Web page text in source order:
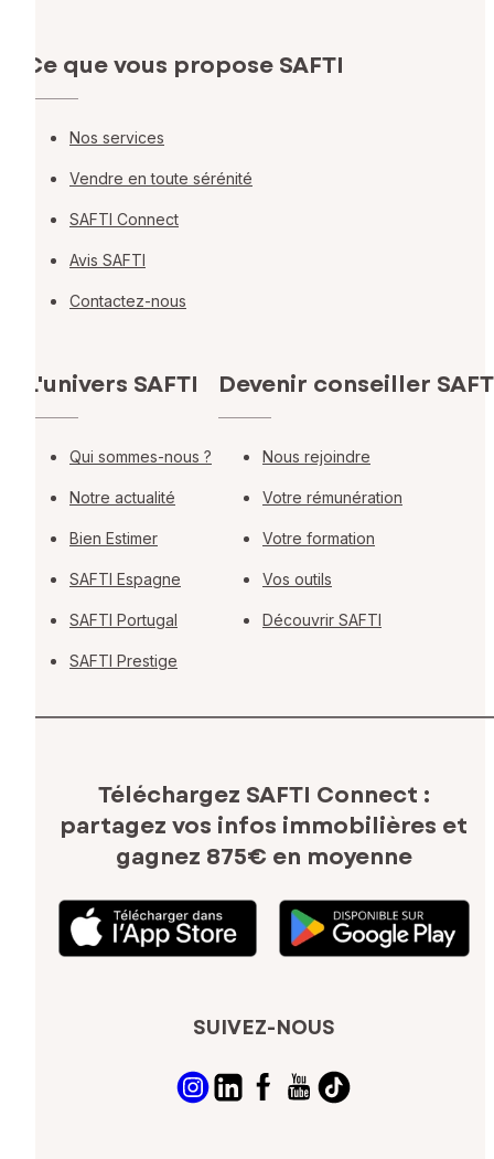
Ce que vous propose SAFTI
Nos services
Vendre en toute sérénité
SAFTI Connect
Avis SAFTI
Contactez-nous
L'univers SAFTI
Qui sommes-nous ?
Notre actualité
Bien Estimer
SAFTI Espagne
SAFTI Portugal
SAFTI Prestige
Devenir conseiller
Nous rejoindre
Votre rémunération
Votre formation
Vos outils
Découvrir SAFTI
Téléchargez SAFTI Connect :
partagez vos infos immobilières et
gagnez 875€ en moyenne
SUIVEZ-NOUS